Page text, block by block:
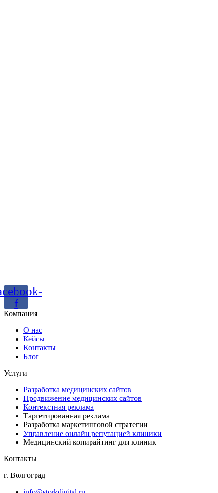
f
Компания
О нас
Кейсы
Контакты
Блог
Услуги
Разработка медицинских сайтов
Продвижение медицинских сайтов
Контекстная реклама
Таргетированная реклама
Разработка маркетинговой стратегии
Управление онлайн репутацией клиники
Медицинский копирайтинг для клиник
Контакты
г. Волгоград